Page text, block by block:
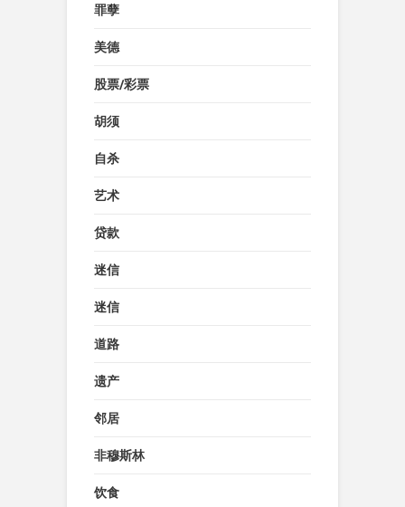
罪孽
美德
股票/彩票
胡须
自杀
艺术
贷款
迷信
迷信
道路
遗产
邻居
非穆斯林
饮食